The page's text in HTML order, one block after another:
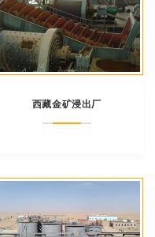
西藏金矿浸出厂